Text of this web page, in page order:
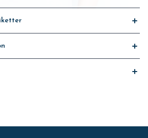
medicinskt silikon som möjliggör en
minskad trauma för patienten
batch-etiketter som underlättar
som för läkemedelsproduktion